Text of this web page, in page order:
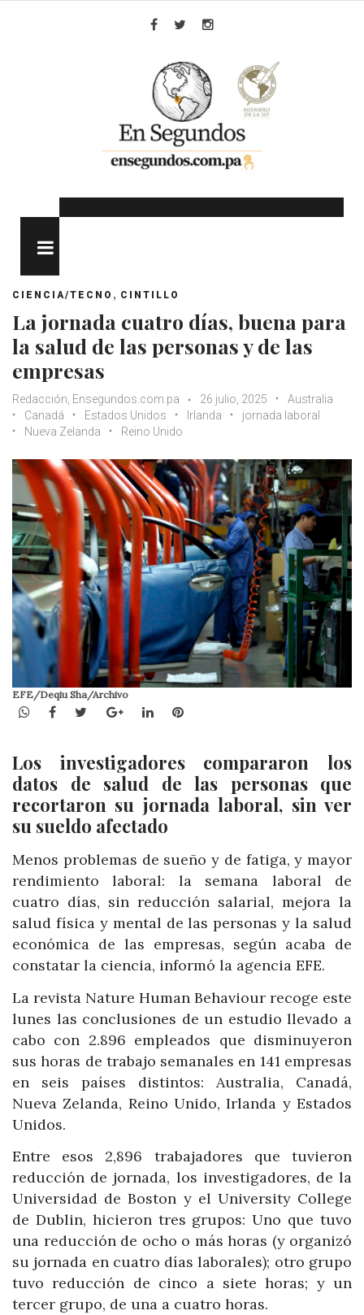
CIENCIA/TECNO , CINTILLO
La jornada cuatro días, buena para
la salud de las personas y de las
empresas
Redacción, Ensegundos.com.pa 26 julio, 2025
Australia
Canadá
Estados Unidos Irlanda
jornada laboral
Nueva Zelanda
Reino Unido
EFE/Deqiu Sha/Archivo
WhatsApp
Facebook
TwitterGoogle+LinkedInPinterest
Los investigadores compararon los
datos de salud de las personas que
recortaron su jornada laboral, sin ver
su sueldo afectado
Menos problemas de sueño y de fatiga, y mayor
rendimiento laboral: la semana laboral de
cuatro días, sin reducción salarial, mejora la
salud física y mental de las personas y la salud
económica de las empresas, según acaba de
constatar la ciencia, informó la agencia EFE.
La revista Nature Human Behaviour recoge este
lunes las conclusiones de un estudio llevado a
cabo con 2.896 empleados que disminuyeron
sus horas de trabajo semanales en 141 empresas
en seis países distintos: Australia, Canadá,
Nueva Zelanda, Reino Unido, Irlanda y Estados
Unidos.
Entre esos 2,896 trabajadores que tuvieron
reducción de jornada, los investigadores, de la
Universidad de Boston y el University College
de Dublin, hicieron tres grupos: Uno que tuvo
una reducción de ocho o más horas (y organizó
su jornada en cuatro días laborales); otro grupo
tuvo reducción de cinco a siete horas; y un
tercer grupo, de una a cuatro horas.